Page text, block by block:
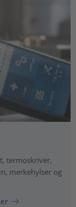
termoskriver,
merkehylser og